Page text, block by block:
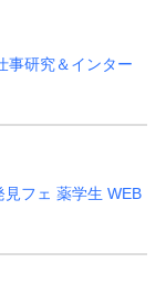
事研究＆インター
フェ 薬学生 WEB